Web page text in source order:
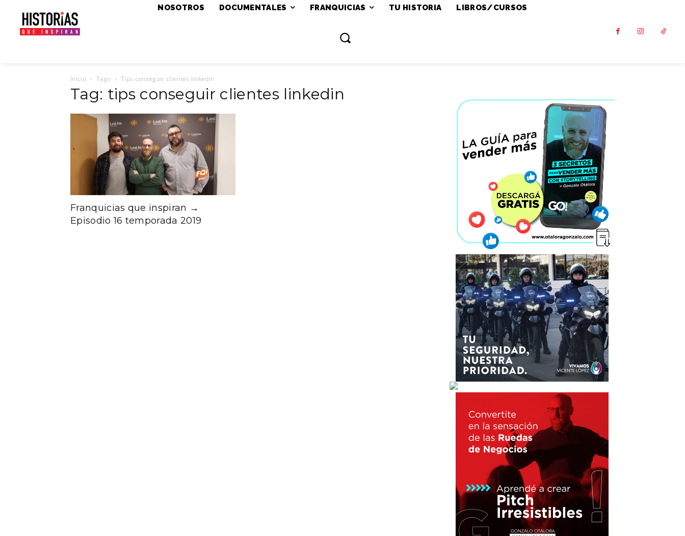
NOSOTROS DOCUMENTALES FRANQUICIAS TU HISTORIA LIBROS/CURSOS
Inicio Tags Tips conseguir clientes linkedin
Tag: tips conseguir clientes linkedin
Franquicias que inspiran →
Episodio 16 temporada 2019